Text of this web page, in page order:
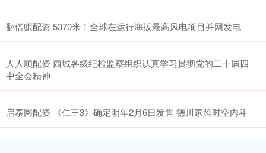
翻倍赚配资 5370米！全球在运行海拔最高风电项目并网发电
人人顺配资 西城各级纪检监察组织认真学习贯彻党的二十届四
中全会精神
启泰网配资 《仁王3》确定明年2月6日发售 德川家跨时空内斗